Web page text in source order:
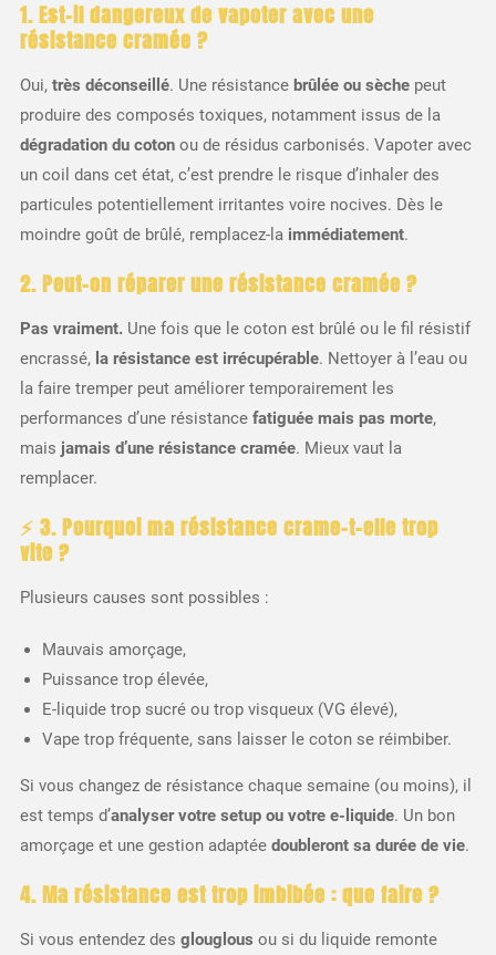
1. Est-il dangereux de vapoter avec une
résistance cramée ?
Oui, très déconseillé. Une résistance brûlée ou sèchepeut
produire des composés toxiques, notamment issus de la
dégradation du cotonou de résidus carbonisés. Vapoter avec
un coil dans cet état, c’est prendre le risque d’inhaler des
particules potentiellement irritantes voire nocives. Dès le
moindre goût de brûlé, remplacez-la immédiatement.
2. Peut-on réparer une résistance cramée ?
Pas vraiment.Une fois que le coton est brûlé ou le fil résistif
encrassé, la résistance est irrécupérable. Nettoyer à l’eau ou
la faire tremper peut améliorer temporairement les
performances d’une résistance fatiguée mais pas morte,
mais jamais d’une résistance cramée. Mieux vaut la
remplacer.
⚡ 3. Pourquoi ma résistance crame-t-elle trop
vite ?
Plusieurs causes sont possibles :
Mauvais amorçage,
Puissance trop élevée,
E-liquide trop sucré ou trop visqueux (VG élevé),
Vape trop fréquente, sans laisser le coton se réimbiber.
Si vous changez de résistance chaque semaine (ou moins), il
est temps d’analyser votre setup ou votre e-liquide. Un bon
amorçage et une gestion adaptée doubleront sa durée de vie.
4. Ma résistance est trop imbibée : que faire ?
Si vous entendez des glouglous ou si du liquide remonte